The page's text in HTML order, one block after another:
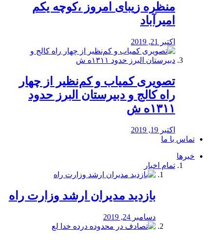
منظره‌‌ زیبای امروز ،کوچه یکم
امیرآباد
اکتبر 21, 2019
️تصویری کمیاب و کم‌نظیر از چهار
راه كالج و دبيرستان البرز حدود
۱۳۱۱ه ش
اکتبر 19, 2019
تماس با ما
خبرها
تمام اخبار
بازدید مدیران ارشد وزارت راه
دسامبر 24, 2019